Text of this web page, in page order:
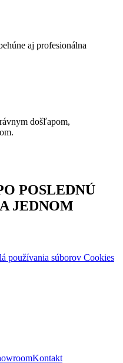
aj profesionálna
došľapom,
POSLEDNÚ
JEDNOM
používania súborov Cookies
Kontakt